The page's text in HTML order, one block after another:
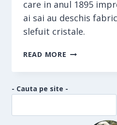
care in anul 1895
ai sai au deschis
slefuit cristale.
READ MORE MUZEUL
- Cauta pe site -